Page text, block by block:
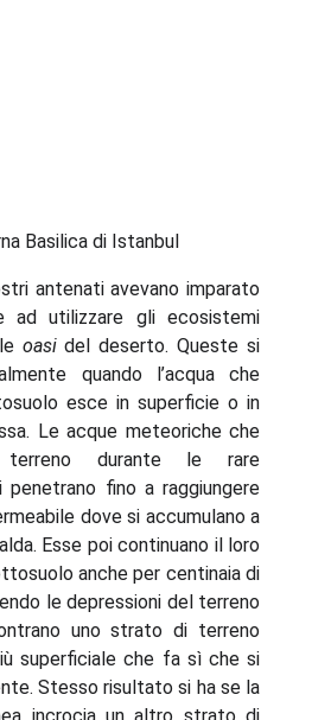
Basilica di Istanbul
antenati avevano imparato
ad utilizzare gli ecosistemi
oasidel deserto. Queste si
quando l’acqua che
esce in superficie o in
Le acque meteoriche che
terreno durante le rare
penetrano fino a raggiungere
dove si accumulano a
Esse poi continuano il loro
anche per centinaia di
le depressioni del terreno
uno strato di terreno
superficiale che fa sì che si
Stesso risultato si ha se la